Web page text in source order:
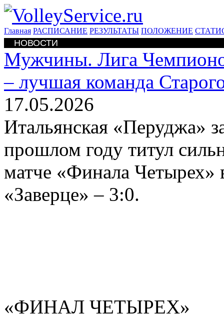
Главная РАСПИСАНИЕ РЕЗУЛЬТАТЫ ПОЛОЖЕНИЕ
НОВОСТИ
Мужчины. Лига
– лучшая команда
17.05.2026
Итальянская «Перуджа»
прошлом году титул
матче «Финала Четырех»
«Заверце» – 3:0.
«ФИНАЛ ЧЕТЫРЕХ»